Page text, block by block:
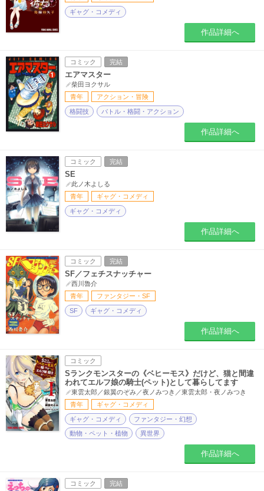
ギャグ・コメディ
作品詳細へ
コミック 完結
エアマスター
柴田ヨクサル
青年
アクション・冒険
格闘技 バトル・格闘・アクション
作品詳細へ
コミック 完結
SE
此ノ木よしる
青年
ギャグ・コメディ
ギャグ・コメディ
作品詳細へ
コミック 完結
SF／フェチスナッチャー
西川魯介
青年
ファンタジー・SF
SF ギャグ・コメディ
作品詳細へ
コミック
Sランクモンスターの《ベヒーモス》だけど、猫と間違
われてエルフ娘の騎士(ペット)として暮らしてます
東雲太郎／銀翼のぞみ／夜ノみつき／東雲太郎・夜ノみつき
青年
ギャグ・コメディ
ギャグ・コメディ
ファンタジー・幻想
動物・ペット・植物
異世界
作品詳細へ
コミック 完結